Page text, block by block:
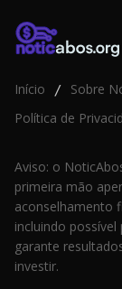
Início / Sobre
Política de
Aviso: o
primeira mão
aconselhamento
incluindo
garante
investir.